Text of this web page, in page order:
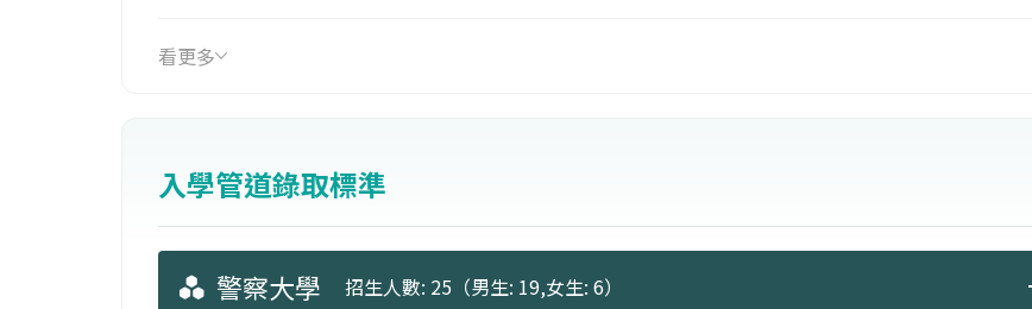
3、及培養警察資訊單位領導幹部 。
看更多
入學管道錄取標準
警察大學 招生人數: 25（男生: 19,女生: 6）